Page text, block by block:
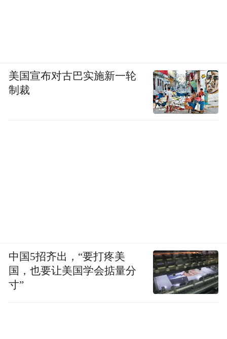
美国宣布对古巴实施新一轮
制裁
中国5招齐出，“要打疼美
国，也要让美国学会掂量分
寸”